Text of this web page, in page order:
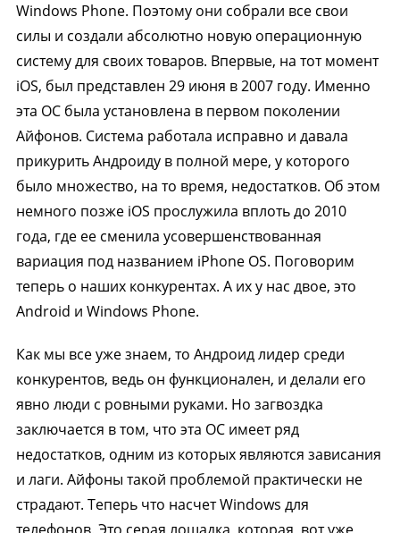
Windows Phone. Поэтому они собрали все свои
силы и создали абсолютно новую операционную
систему для своих товаров. Впервые, на тот момент
iOS, был представлен 29 июня в 2007 году. Именно
эта ОС была установлена в первом поколении
Айфонов. Система работала исправно и давала
прикурить Андроиду в полной мере, у которого
было множество, на то время, недостатков. Об этом
немного позже iOS прослужила вплоть до 2010
года, где ее сменила усовершенствованная
вариация под названием iPhone OS. Поговорим
теперь о наших конкурентах. А их у нас двое, это
Android и Windows Phone.
Как мы все уже знаем, то Андроид лидер среди
конкурентов, ведь он функционален, и делали его
явно люди с ровными руками. Но загвоздка
заключается в том, что эта ОС имеет ряд
недостатков, одним из которых являются зависания
и лаги. Айфоны такой проблемой практически не
страдают. Теперь что насчет Windows для